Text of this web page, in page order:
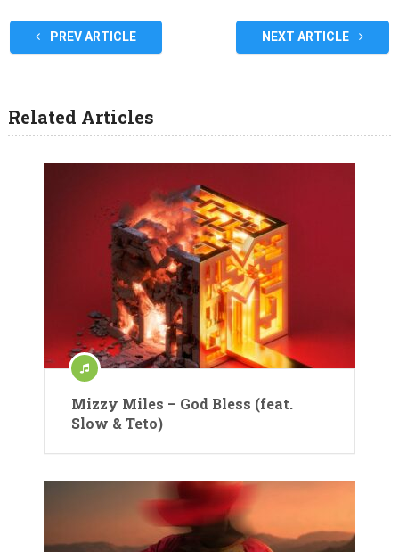
PREV ARTICLE NEXT ARTICLE
Related Articles
Mizzy Miles – God Bless (feat.
Slow & Teto)